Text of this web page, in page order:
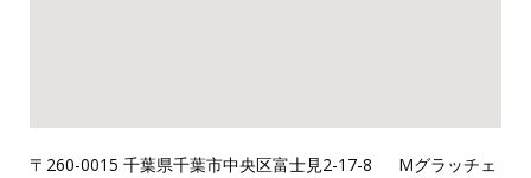
〒260-0015 千葉県千葉市中央区富士見2-17-8 Mグラッチェ